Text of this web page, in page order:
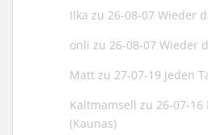
Ilka zu 26-08-07 Wieder
onli zu 26-08-07 Wieder
Matt zu 27-07-19 Jeden
Kaltmamsell zu 26-07-
(Kaunas)